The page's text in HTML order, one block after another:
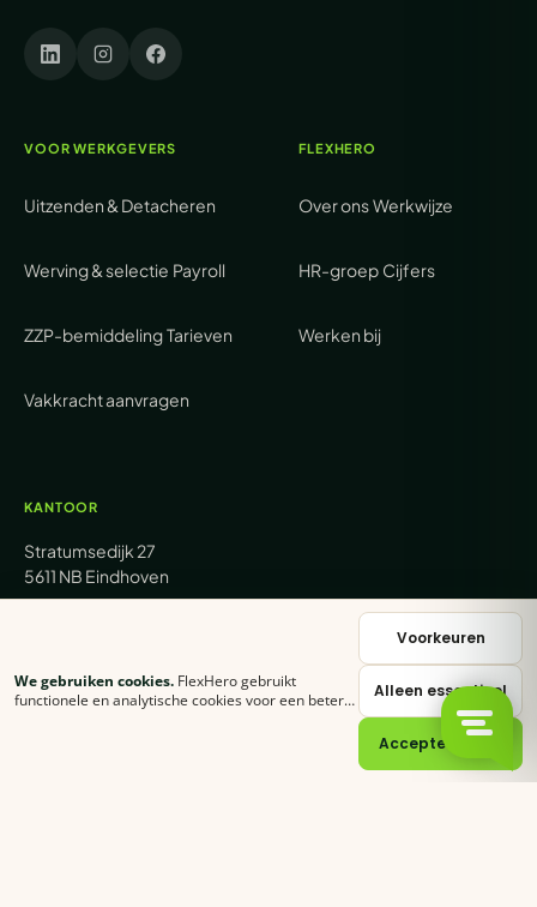
VOOR WERKGEVERS
Uitzenden & Detacheren
Werving & selectie Payroll
ZZP-bemiddelingTarieven
Vakkracht aanvragen
FLEXHERO
Over onsWerkwijze
HR-groep Cijfers
Werken bij
KANTOOR
Stratumsedijk 27
5611 NB Eindhoven
sales@flexhero.com
We gebruiken cookies. FlexHero gebruikt
functionele en analytische cookies voor een betere
Voorkeuren
Alleen essentieel
Accepteer alles